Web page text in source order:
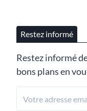
Restez informé
Restez informé
bons plans en